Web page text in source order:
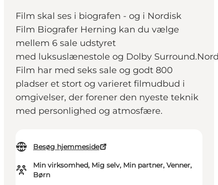
Film skal ses i biografen - og i Nordisk
Film Biografer Herning kan du vælge
mellem 6 sale udstyret
med luksuslænestole og Dolby
Film har med seks sale og godt 800
pladser et stort og varieret filmudbud i
omgivelser, der forener den nyeste teknik
med personlighed og atmosfære.
Besøg hjemmeside
Min virksomhed, Mig selv, Min partner, Venner,
Børn